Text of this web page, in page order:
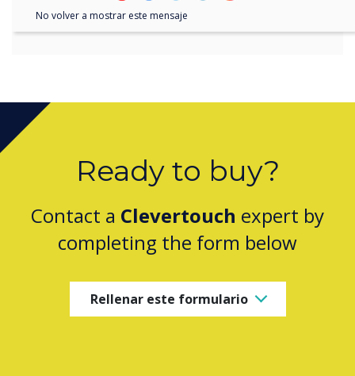
Ready to buy?
Contact a Clevertouch expert by
completing the form below
Rellenar este formulario
No volver a mostrar este mensaje